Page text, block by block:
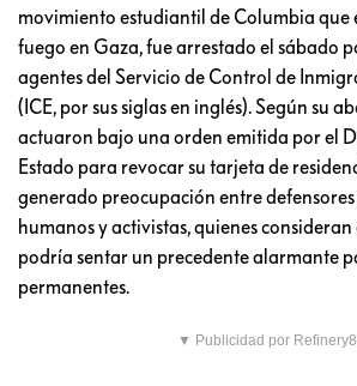
movimiento estudiantil de Columbia que
fuego en Gaza, fue arrestado el sábado
agentes del Servicio de Control de
(ICE, por sus siglas en inglés). Según su
actuaron bajo una orden emitida por el
Estado para revocar su tarjeta de
generado preocupación entre defensores
humanos y activistas, quienes
podría sentar un precedente alarmante
permanentes.
▼ Publicidad por